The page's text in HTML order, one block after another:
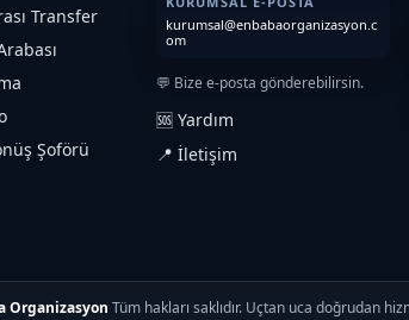
Transfer
Şoförü
kurumsal@enbabaorganizasyon.c
om
💬 Bize e-posta gönderebilirsin.
🆘 Yardım
📍 İletişim
Organizasyon Tüm hakları saklıdır. Uçtan uca doğrudan